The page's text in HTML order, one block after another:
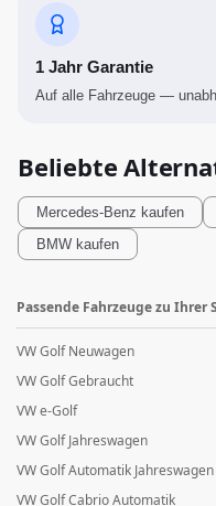
1 Jahr Garantie
Auf alle Fahrzeuge —
Beliebte
Mercedes-Benz kaufen
BMW kaufen
Passende Fahrzeuge zu Ihrer
VW Golf Neuwagen
VW Golf Gebraucht
VW e-Golf
VW Golf Jahreswagen
VW Golf Automatik Jahreswagen
VW Golf Cabrio Automatik